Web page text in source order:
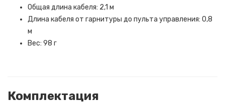
Общая длина кабеля: 2,1 м
Длина кабеля от гарнитуры до пульта управления: 0,8
м
Вес: 98 г
Комплектация